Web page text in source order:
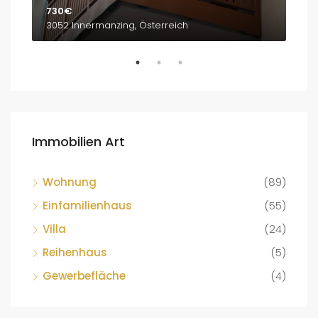
730€
3052 Innermanzing, Österreich
Immobilien Art
Wohnung
(89)
Einfamilienhaus
(55)
Villa
(24)
Reihenhaus
(5)
Gewerbefläche
(4)